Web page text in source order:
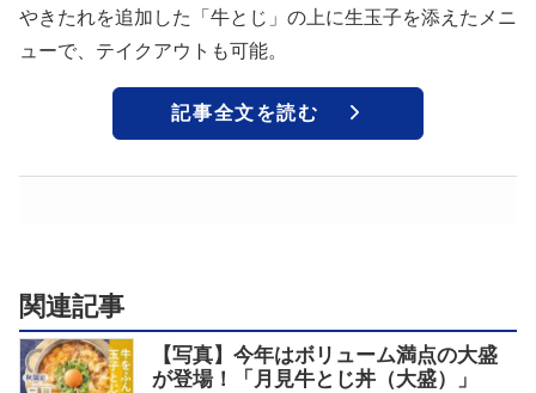
やきたれを追加した「牛とじ」の上に生玉子を添えたメニ
ューで、テイクアウトも可能。
記事全文を読む
関連記事
【写真】今年はボリューム満点の大盛
が登場！「月見牛とじ丼（大盛）」